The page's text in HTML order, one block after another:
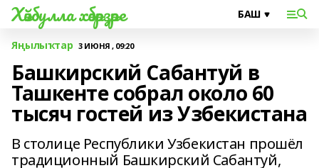
Хәйбулла хәбәрҙәре
Яңылыҡтар 3 ИЮНЯ , 09:20
Башкирский Сабантуй в
Ташкенте собрал около 60
тысяч гостей из Узбекистана
В столице Республики Узбекистан прошёл
традиционный Башкирский Сабантуй,